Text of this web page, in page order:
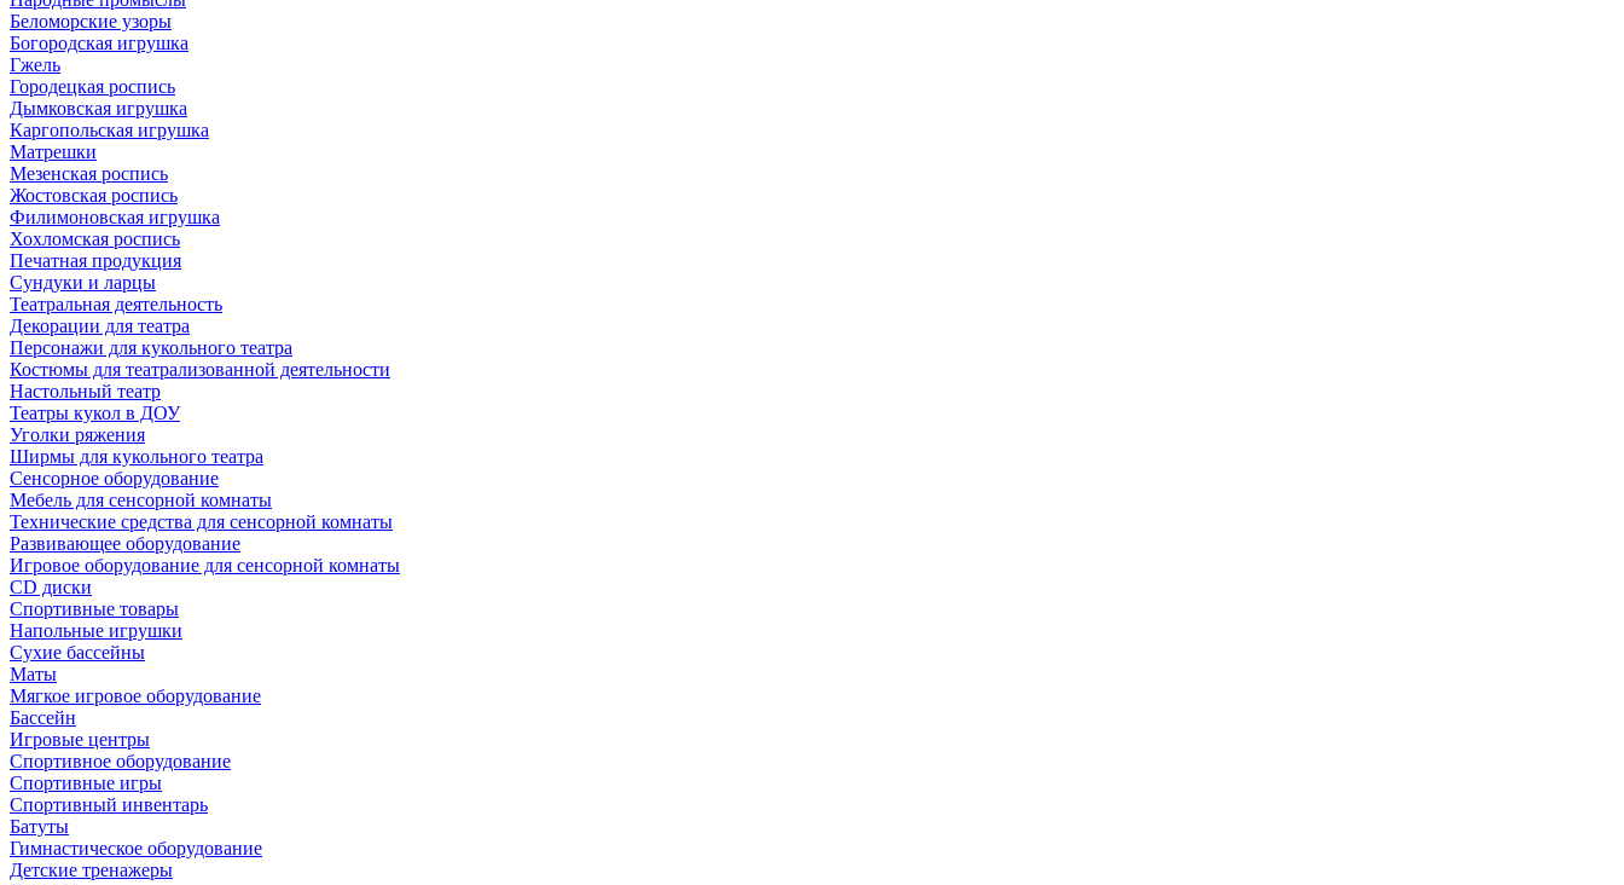
Беломорские узоры
Богородская игрушка
Гжель
Городецкая роспись
Дымковская игрушка
Каргопольская игрушка
Матрешки
Мезенская роспись
Жостовская роспись
Филимоновская игрушка
Хохломская роспись
Печатная продукция
Сундуки и ларцы
Театральная деятельность
Декорации для театра
Персонажи для кукольного театра
Костюмы для театрализованной деятельности
Настольный театр
Театры кукол в ДОУ
Уголки ряжения
Ширмы для кукольного театра
Сенсорное оборудование
Мебель для сенсорной комнаты
Технические средства для сенсорной комнаты
Развивающее оборудование
Игровое оборудование для сенсорной комнаты
CD диски
Спортивные товары
Напольные игрушки
Сухие бассейны
Маты
Мягкое игровое оборудование
Бассейн
Игровые центры
Спортивное оборудование
Спортивные игры
Спортивный инвентарь
Батуты
Гимнастическое оборудование
Детские тренажеры